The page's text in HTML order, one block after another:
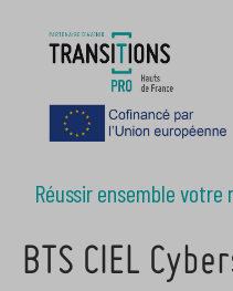
Réussir ensemble
BTS CIEL